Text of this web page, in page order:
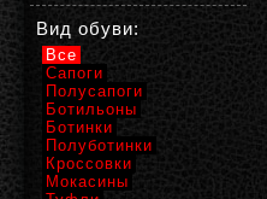
Вид обуви:
Все
Сапоги
Полусапоги
Ботильоны
Ботинки
Полуботинки
Кроссовки
Мокасины